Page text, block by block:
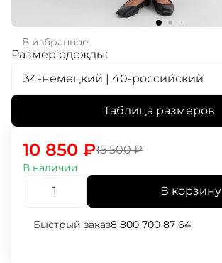
В избранное
Размер одежды:
34-немецкий | 40-российский
Таблица размеров
15 500₽
10 850 ₽
В наличии
В корзину
Быстрый заказ8 800 700 87 64